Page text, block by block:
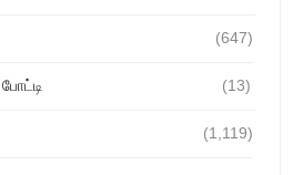
(647)
(13)
(1,119)